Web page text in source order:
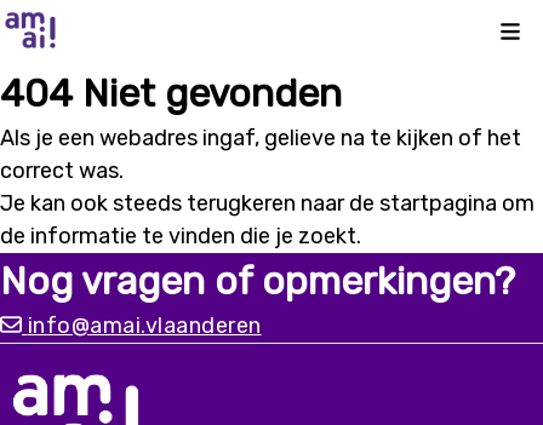
404 Niet gevonden
Als je een webadres ingaf, gelieve na te kijken of het
correct was.
Je kan ook steeds terugkeren naar de startpagina om
de informatie te vinden die je zoekt.
Nog vragen of opmerkingen?
info@amai.vlaanderen